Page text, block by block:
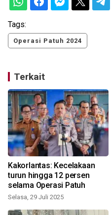
Tags:
Operasi Patuh 2024
Terkait
Kakorlantas: Kecelakaan
turun hingga 12 persen
selama Operasi Patuh
Selasa, 29 Juli 2025